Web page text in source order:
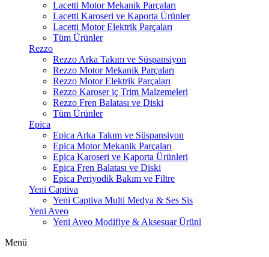
Lacetti Motor Mekanik Parçaları
Lacetti Karoseri ve Kaporta Ürünler
Lacetti Motor Elektrik Parçaları
Tüm Ürünler
Rezzo
Rezzo Arka Takım ve Süspansiyon
Rezzo Motor Mekanik Parçaları
Rezzo Motor Elektrik Parçaları
Rezzo Karoser iç Trim Malzemeleri
Rezzo Fren Balatası ve Diski
Tüm Ürünler
Epica
Epica Arka Takım ve Süspansiyon
Epica Motor Mekanik Parçaları
Epica Karoseri ve Kaporta Ürünleri
Epica Fren Balatası ve Diski
Epica Periyodik Bakım ve Filtre
Yeni Captiva
Yeni Captiva Multi Medya & Ses Sis
Yeni Aveo
Yeni Aveo Modifiye & Aksesuar Ürünl
Menü